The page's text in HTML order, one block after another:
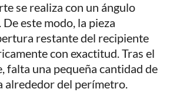
se realiza con un ángulo
este modo, la pieza
restante del recipiente
con exactitud. Tras el
falta una pequeña cantidad de
alrededor del perímetro.